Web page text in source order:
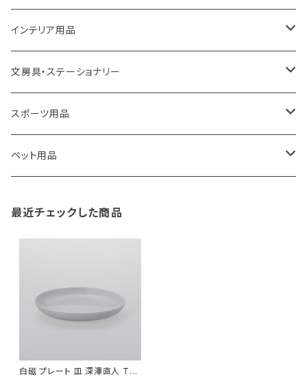
ROOTOTE
100percent
藤田金属
TG
paperblanks
KIND BAG LONDON
tower
トートバッグ
保冷バッグ
リュックサック
ショルダーバッグ
スポーツバッグ
パソコンケース
バッグアクセサリー
キッチンペーパーホルダー
食器・テーブルウェア
ゴミ箱
収納用品
ソープディスペンサー
調理器具・調理小物
ディッシュラック
洗面用品
掃除・洗濯用品
トイレ用品
バス用品
インテリア用品
アイロン台
アクセサリー収納
ウェットティッシュケース
ガーデニング用品
クッション・クッションカバー
玄関収納
文房具・ステーショナリー
筆記具・ペン
ノート
スポーツ用品
卓球用品
ペット用品
猫用グッズ
最近チェックした商品
白磁 プレート 皿 深澤直人 TG